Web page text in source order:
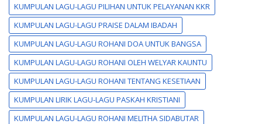
KUMPULAN LAGU-LAGU PILIHAN UNTUK PELAYANAN KKR
KUMPULAN LAGU-LAGU PRAISE DALAM IBADAH
KUMPULAN LAGU-LAGU ROHANI DOA UNTUK BANGSA
KUMPULAN LAGU-LAGU ROHANI OLEH WELYAR KAUNTU
KUMPULAN LAGU-LAGU ROHANI TENTANG KESETIAAN
KUMPULAN LIRIK LAGU-LAGU PASKAH KRISTIANI
KUMPULAN LAGU-LAGU ROHANI MELITHA SIDABUTAR